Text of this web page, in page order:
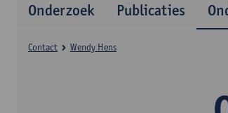
Onderzoek Publicaties
Contact Wendy Hens